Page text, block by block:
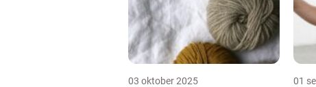
03 oktober 2025 01